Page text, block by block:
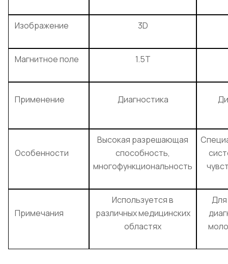
Изображение 3D
Магнитное поле 1.5T
Применение Диагностика
Особенности
Высокая разрешающая
способность,
многофункциональность
Примечания
Используется в
различных медицинских
областях
Для